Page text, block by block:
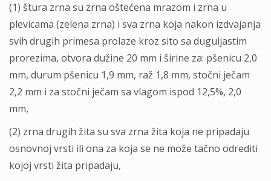
(1) štura zrna su zrna oštećena mrazom i zrna u
plevicama (zelena zrna) i sva zrna koja nakon izdvajanja
svih drugih primesa prolaze kroz sito sa dugulјastim
prorezima, otvora dužine 20 mm i širine za: pšenicu 2,0
mm, durum pšenicu 1,9 mm, raž 1,8 mm, stočni ječam
2,2 mm i za stočni ječam sa vlagom ispod 12,5%, 2,0
mm,
(2) zrna drugih žita su sva zrna žita koja ne pripadaju
osnovnoj vrsti ili ona za koja se ne može tačno odrediti
kojoj vrsti žita pripadaju,